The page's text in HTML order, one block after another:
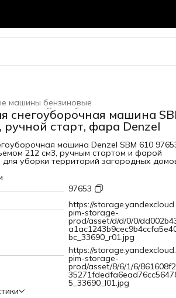
машины бензиновые
Снегоуборочные машины ›
›
снегоуборочная машина
ручной старт, фара Denzel
машина Denzel SBM 610
212 cм3, ручным стартом и фарой
уборки территорий загородных
дорог и улиц СНТ, парковок и
территорий.Ресурсный двигатель с
моментом и шнек с агрессивным
эффективную уборку
коркой. Ковш шириной захвата 710 мм (с
Denzel 97102) и высотой захвата
с большими сугробами. Denzel
коммунальных служб,
ценящим комфорт, функционал и
— ресурс
за счет усиленной трансмиссии
и промышленных шариковых
колес и шнека, редуктор
интенсивную
захвата до 710 мм — на кожух шнека
подрезатели Denzel 97102 (не входят в
97653
https://
pim-storage-
prod/asset/d/d/0/0/
bc_33690_r01.jpg
https://
pim-storage-
prod/asset/8/6/1/6/
5_33690_l01.jpg